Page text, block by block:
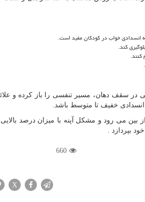
انسدادی خواب در کودکان مفید است.
کند.
کنند.
سقف دهان، مسیر تنفسی را باز کرده و علائم
خفیف تا متوسط باشد.
می رود و مشکل آپنه با میزان درصد
بپردازد .
660
X